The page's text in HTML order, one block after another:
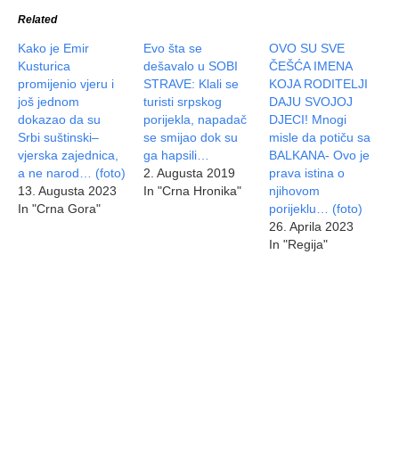
Related
Kako je Emir
Kusturica
promijenio vjeru i
još jednom
dokazao da su
Srbi suštinski–
vjerska zajednica,
a ne narod… (foto)
13. Augusta 2023
In "Crna Gora"
Evo šta se
dešavalo u SOBI
STRAVE: Klali se
turisti srpskog
porijekla, napadač
se smijao dok su
ga hapsili…
2. Augusta 2019
In "Crna Hronika"
OVO SU SVE
ČEŠĆA IMENA
KOJA RODITELJI
DAJU SVOJOJ
DJECI! Mnogi
misle da potiču sa
BALKANA- Ovo je
prava istina o
njihovom
porijeklu… (foto)
26. Aprila 2023
In "Regija"